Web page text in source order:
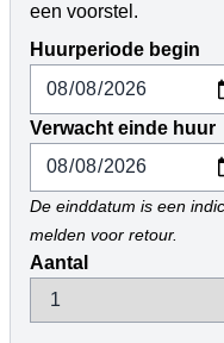
een voorstel.
Huurperiode begin
Verwacht einde huur
De einddatum is een
melden voor retour.
Aantal